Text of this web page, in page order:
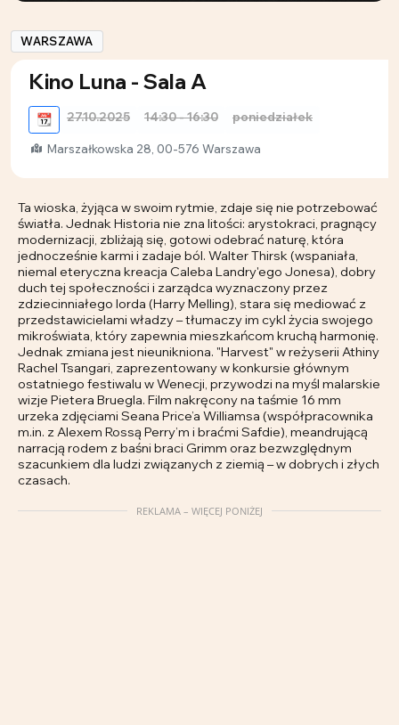
WARSZAWA
Kino Luna - Sala A
📆 27.10.2025 14:30 - 16:30 poniedziałek
Marszałkowska 28, 00-576 Warszawa
Ta wioska, żyjąca w swoim rytmie, zdaje się nie potrzebować
światła. Jednak Historia nie zna litości: arystokraci, pragnący
modernizacji, zbliżają się, gotowi odebrać naturę, która
jednocześnie karmi i zadaje ból. Walter Thirsk (wspaniała,
niemal eteryczna kreacja Caleba Landry'ego Jonesa), dobry
duch tej społeczności i zarządca wyznaczony przez
zdziecinniałego lorda (Harry Melling), stara się mediować z
przedstawicielami władzy – tłumaczy im cykl życia swojego
mikroświata, który zapewnia mieszkańcom kruchą harmonię.
Jednak zmiana jest nieunikniona. "Harvest" w reżyserii Athiny
Rachel Tsangari, zaprezentowany w konkursie głównym
ostatniego festiwalu w Wenecji, przywodzi na myśl malarskie
wizje Pietera Bruegla. Film nakręcony na taśmie 16 mm
urzeka zdjęciami Seana Price’a Williamsa (współpracownika
m.in. z Alexem Rossą Perry’m i braćmi Safdie), meandrującą
narracją rodem z baśni braci Grimm oraz bezwzględnym
szacunkiem dla ludzi związanych z ziemią – w dobrych i złych
czasach.
REKLAMA – WIĘCEJ PONIŻEJ